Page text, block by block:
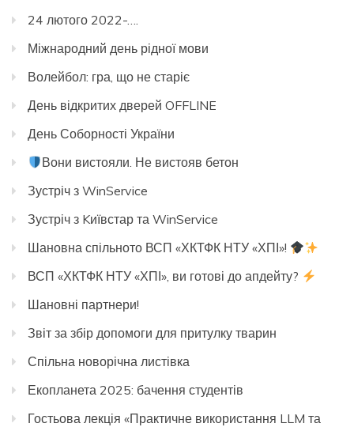
24 лютого 2022-….
Міжнародний день рідної мови
Волейбол: гра, що не старіє
День відкритих дверей OFFLINE
День Соборності України
Вони вистояли. Не вистояв бетон
Зустріч з WinService
Зустріч з Kиївстар та WinService
Шановна спільното ВСП «ХКТФК НТУ «ХПІ»!
ВСП «ХКТФК НТУ «ХПІ», ви готові до апдейту?
Шановні партнери!
Звіт за збір допомоги для притулку тварин
Спільна новорічна листівка
Екопланета 2025: бачення студентів
Гостьова лекція «Практичне використання LLM та